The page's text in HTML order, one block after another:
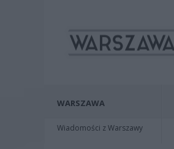
WARSZAWA
Wiadomości z Warszawy